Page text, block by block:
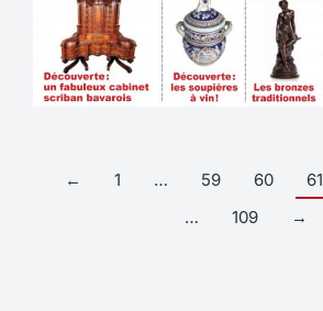
← 1 … 59 60 61
…
109 →